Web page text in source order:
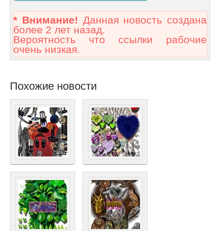
* Внимание! Данная новость создана
более 2 лет назад.
Вероятность что ссылки рабочие
очень низкая.
Похожие новости